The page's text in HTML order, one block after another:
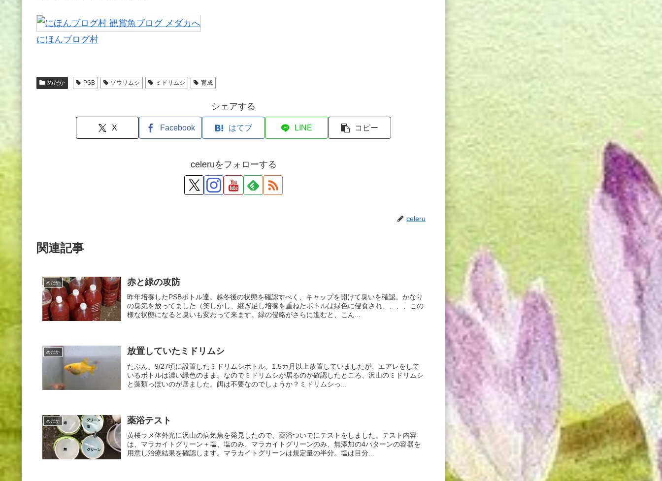
にほんブログ村
めだか PSB ゾウリムシ ミドリムシ 育成
シェアする
X Facebook はてブ LINE コピー
celeruをフォローする
celeru
関連記事
めだか 赤と緑の攻防
昨年培養したPSBボトル達。越冬後の状態を確認すべく、キャップを開けて臭いを確認。かなり
の臭気を放ってました（笑しかし、継ぎ足し培養を重ねたボトルは緑色に侵食され、、、、この
様な状態になると臭いも変わって来ます。緑の侵略がさらに進むと、こん...
めだか 放置していたミドリムシ
たぶん、9/27頃に設置したミドリムシボトル。1.5カ月以上放置していましたが、エアレをして
いるボトルは濃い緑色のまま。なのでミドリムシが居るのか確認したところ、沢山のミドリムシ
と藻類っぽいのが居ました。餌は不要なのでしょうか？ミドリムシっ...
めだか 薬浴テスト
黄桜ラメ体外光に沢山の病気魚を発見したので、薬浴ついでにテストをしました。テスト内容
は、マラカイトグリーン＋塩、塩のみ、マラカイトグリーンのみ、無添加の4パターンの容器を
用意し治療結果を確認します。マラカイトグリーンは規定量の半分。塩は目分...